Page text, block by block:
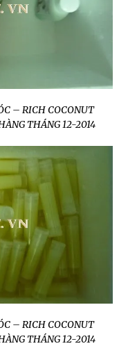
– RICH COCONUT
THÁNG 12-2014
– RICH COCONUT
THÁNG 12-2014